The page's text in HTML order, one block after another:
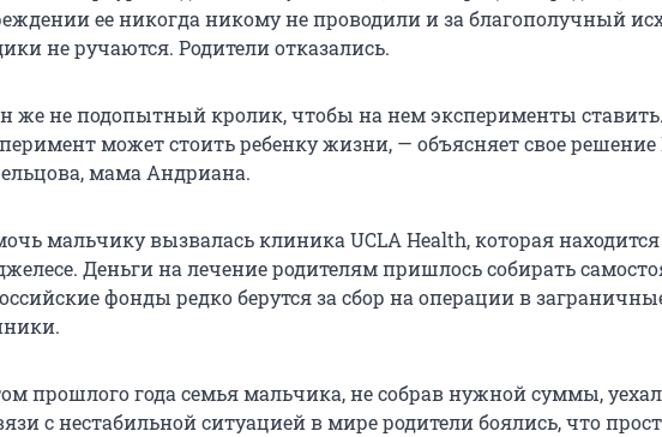
ее никогда никому не проводили и за благополучный
не ручаются. Родители отказались.
же не подопытный кролик, чтобы на нем эксперименты
может стоить ребенку жизни, — объясняет свое решение
мама Андриана.
мальчику вызвалась клиника UCLA Health, которая
Деньги на лечение родителям пришлось собирать
фонды редко берутся за сбор на операции в
прошлого года семья мальчика, не собрав нужной суммы,
с нестабильной ситуацией в мире родители боялись, что